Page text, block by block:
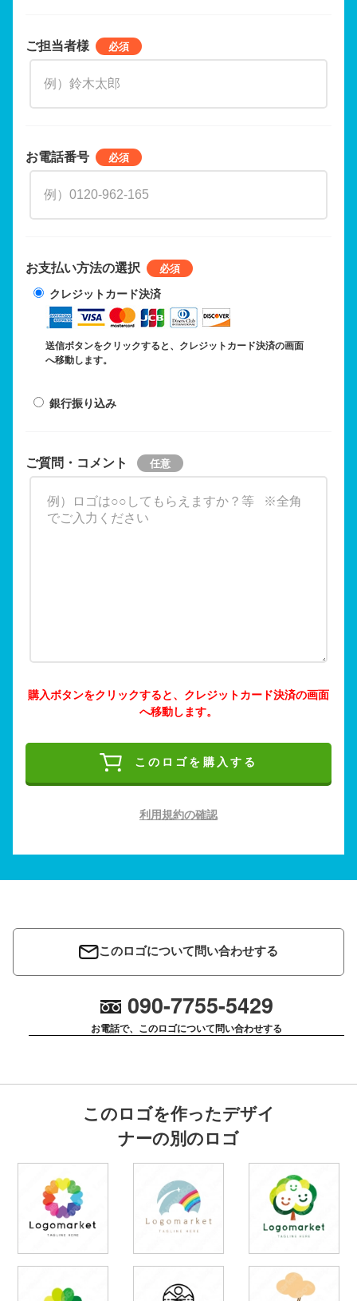
ご担当者様
お電話番号
お支払い方法の選択
クレジットカード決済
送信ボタンをクリックすると、クレジットカード決済の画面
へ移動します。
銀行振り込み
ご質問・コメント
購入ボタンをクリックすると、クレジットカード決済の画面
へ移動します。
このロゴを購入する
利用規約の確認
このロゴについて問い合わせする
090-7755-5429
お電話で、このロゴについて問い合わせする
このロゴを作ったデザイ
ナーの別のロゴ